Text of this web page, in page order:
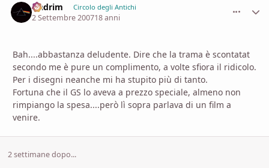
Nadrim Circolo degli Antichi
2 Settembre 200718 anni
Bah....abbastanza deludente. Dire che la trama è scontatat
secondo me è pure un complimento, a volte sfiora il ridicolo.
Per i disegni neanche mi ha stupito più di tanto.
Fortuna che il GS lo aveva a prezzo speciale, almeno non
rimpiango la spesa....però lì sopra parlava di un film a
venire.
2 settimane dopo...